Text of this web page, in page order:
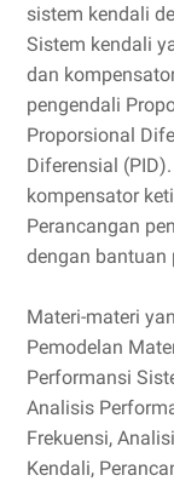
sistem kendali
Sistem kendali
dan
pengendali
Proporsional
Diferensial
kompensator
Perancangan
dengan bantuan
Materi-materi
Pemodelan
Performansi
Analisis
Frekuensi,
Kendali,